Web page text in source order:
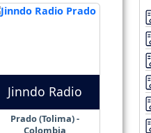
Jinndo Radio
Prado (Tolima) -
Colombia